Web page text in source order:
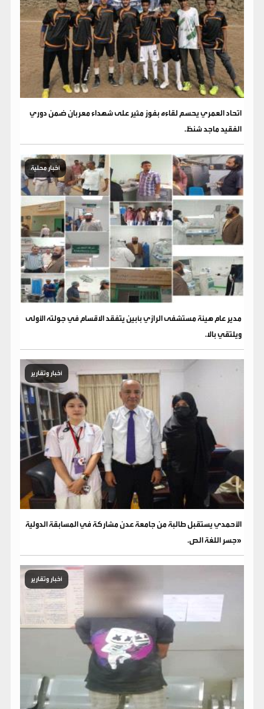
اتحاد العمري يحسم لقاءه بفوز مثير على شهداء معربان ضمن دوري
الفقيد ماجد شنظ.
أخبار محلية
مدير عام هيئة مستشفى الرازي بأبين يتفقد الاقسام في جولته الأولى
ويلتقي بالا.
أخبار وتقارير
الأحمدي يستقبل طالبة من جامعة عدن مشاركة في المسابقة الدولية
«جسر اللغة الص.
أخبار وتقارير